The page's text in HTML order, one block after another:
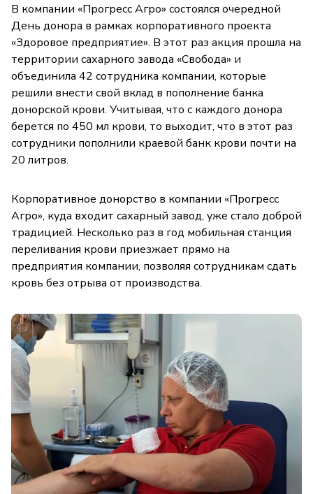
В компании «Прогресс Агро» состоялся очередной
День донора в рамках корпоративного проекта
«Здоровое предприятие». В этот раз акция прошла на
территории сахарного завода «Свобода» и
объединила 42 сотрудника компании, которые
решили внести свой вклад в пополнение банка
донорской крови. Учитывая, что с каждого донора
берется по 450 мл крови, то выходит, что в этот раз
сотрудники пополнили краевой банк крови почти на
20 литров.
Корпоративное донорство в компании «Прогресс
Агро», куда входит сахарный завод, уже стало доброй
традицией. Несколько раз в год мобильная станция
переливания крови приезжает прямо на
предприятия компании, позволяя сотрудникам сдать
кровь без отрыва от производства.